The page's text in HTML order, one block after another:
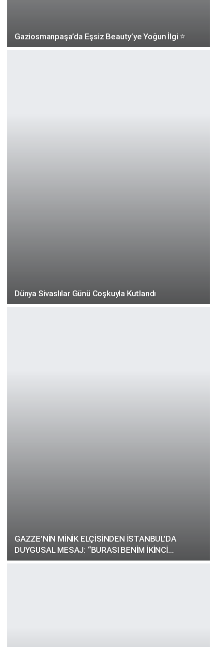
Gaziosmanpaşa’da Eşsiz Beauty’ye Yoğun İlgi ⭐
Dünya Sivaslılar Günü Coşkuyla Kutlandı
GAZZE’NİN MİNİK ELÇİSİNDEN İSTANBUL’DA
DUYGUSAL MESAJ: “BURASI BENİM İKİNCİ…